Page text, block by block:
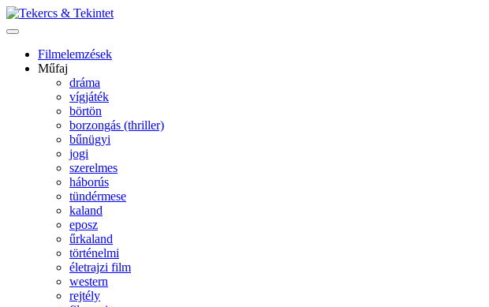
Filmelemzések
Műfaj
dráma
vígjáték
börtön
borzongás (thriller)
bűnügyi
jogi
szerelmes
háborús
tündérmese
kaland
eposz
űrkaland
történelmi
életrajzi film
western
rejtély